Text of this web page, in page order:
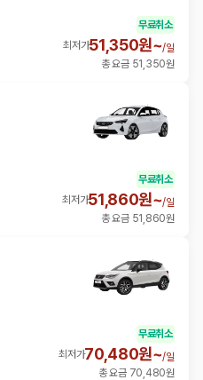
무료취소
최저가51,350원~/일
총 요금 51,350원
무료취소
최저가51,860원~/일
총 요금 51,860원
무료취소
최저가70,480원~/일
총 요금 70,480원